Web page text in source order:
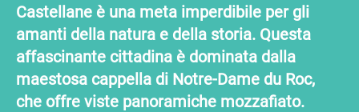
Castellane è una meta imperdibile per gli
amanti della natura e della storia. Questa
affascinante cittadina è dominata dalla
maestosa cappella di Notre-Dame du Roc,
che offre viste panoramiche mozzafiato.